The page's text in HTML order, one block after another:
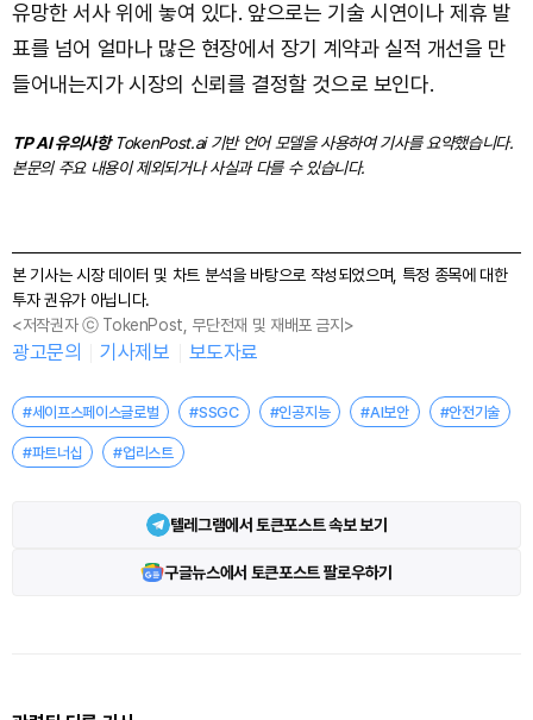
유망한 서사 위에 놓여 있다. 앞으로는 기술 시연이나 제휴 발
표를 넘어 얼마나 많은 현장에서 장기 계약과 실적 개선을 만
들어내는지가 시장의 신뢰를 결정할 것으로 보인다.
TP AI 유의사항TokenPost.ai 기반 언어 모델을 사용하여 기사를 요약했습니다.
본문의 주요 내용이 제외되거나 사실과 다를 수 있습니다.
본 기사는 시장 데이터 및 차트 분석을 바탕으로 작성되었으며, 특정 종목에 대한
투자 권유가 아닙니다.
<저작권자 ⓒ TokenPost, 무단전재 및 재배포 금지>
광고문의 기사제보 보도자료
#세이프스페이스글로벌 #SSGC #인공지능 #AI보안 #안전기술
#파트너십 #업리스트
텔레그램에서 토큰포스트 속보 보기
구글뉴스에서 토큰포스트 팔로우하기